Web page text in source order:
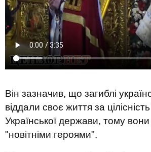
Він зазначив, що загиблі
віддали своє життя за
Української держави, тому вони
"новітніми героями".